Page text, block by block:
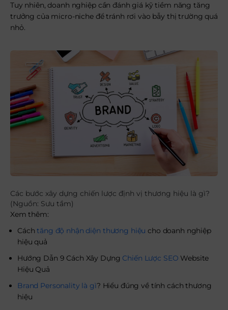
Tuy nhiên, doanh nghiệp cần đánh giá kỹ tiềm năng tăng
trưởng của micro-niche để tránh rơi vào bẫy thị trường quá
nhỏ.
Các bước xây dựng chiến lược định vị thương hiệu là gì?
(Nguồn: Sưu tầm)
Xem thêm:
Cáchtăng độ nhận diện thương hiệu cho doanh nghiệp
hiệu quả
Hướng Dẫn 9 Cách Xây Dựng Chiến Lược SEO Website
Hiệu Quả
Brand Personality là gì? Hiểu đúng về tính cách thương
hiệu